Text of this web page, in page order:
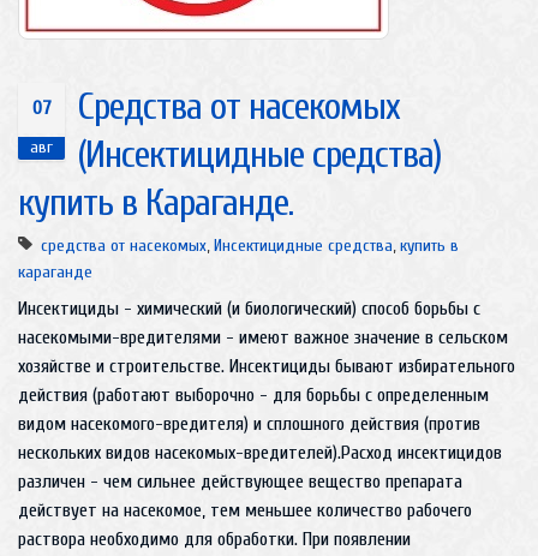
07
авг
Средства от насекомых
(Инсектицидные средства)
купить в Караганде.
средства от насекомых,Инсектицидные средства,купить в
караганде
Инсектициды - химический (и биологический) способ борьбы с
насекомыми-вредителями - имеют важное значение в сельском
хозяйстве и строительстве. Инсектициды бывают избирательного
действия (работают выборочно - для борьбы с определенным
видом насекомого-вредителя) и сплошного действия (против
нескольких видов насекомых-вредителей).Расход инсектицидов
различен - чем сильнее действующее вещество препарата
действует на насекомое, тем меньшее количество рабочего
раствора необходимо для обработки. При появлении